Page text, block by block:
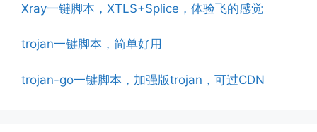
Xray一键脚本，XTLS+Splice，体验飞的感觉
trojan一键脚本，简单好用
trojan-go一键脚本，加强版trojan，可过CDN